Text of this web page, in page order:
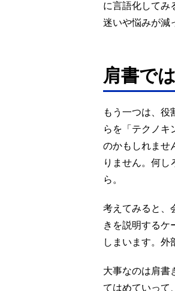
に言語化してみ
迷いや悩みが減
肩書で
もう一つは、役
らを「テクノキ
のかもしれませ
りません。何し
ら。
考えてみると、
きを説明するケ
しまいます。外
大事なのは肩書
てはめていって